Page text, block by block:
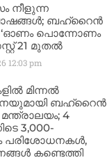
നീളുന്ന
ബഹ്‌റൈൻ
‘ഓണം പൊന്നോണം
21 മുതൽ
12:03 pm
മിന്നൽ
ബഹ്‌റൈൻ
4
3,000-
പരിശോധനകൾ,
കണ്ടെത്തി